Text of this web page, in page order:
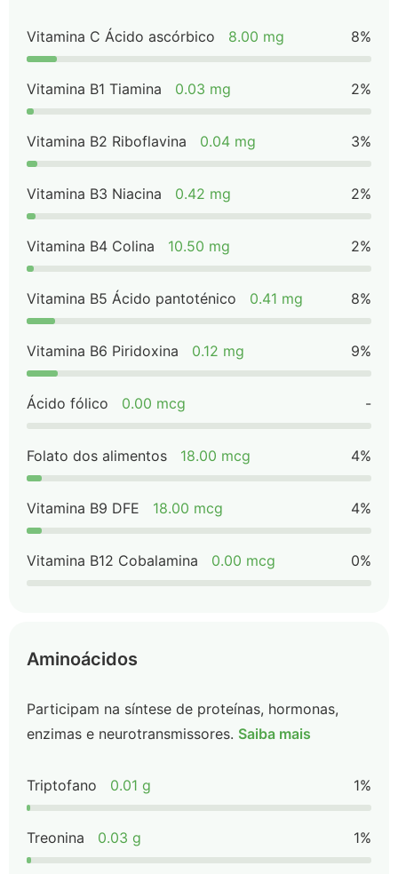
Vitamina C Ácido ascórbico 8.00 mg 8%
Vitamina B1 Tiamina 0.03 mg 2%
Vitamina B2 Riboflavina 0.04 mg 3%
Vitamina B3 Niacina 0.42 mg 2%
Vitamina B4 Colina 10.50 mg 2%
Vitamina B5 Ácido pantoténico 0.41 mg 8%
Vitamina B6 Piridoxina 0.12 mg 9%
Ácido fólico 0.00 mcg -
Folato dos alimentos 18.00 mcg 4%
Vitamina B9 DFE 18.00 mcg 4%
Vitamina B12 Cobalamina 0.00 mcg 0%
Aminoácidos
Participam na síntese de proteínas, hormonas,
enzimas e neurotransmissores. Saiba mais
Triptofano 0.01 g 1%
Treonina 0.03 g 1%